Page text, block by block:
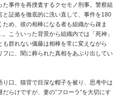
事件を再捜査するクセモノ刑事。警察組
証拠を徹底的に洗い直して、事件を180
め、彼の相棒になる者も組織から疎ま
こういった背景から組織内では「死神」
群れない儀藤は相棒を常に変えながら
フに、闇に葬られた真相をあぶり出してい
口、猫背で目深な帽子を被り、思考中は
らけですが、妻の”フローラ“を大切にす